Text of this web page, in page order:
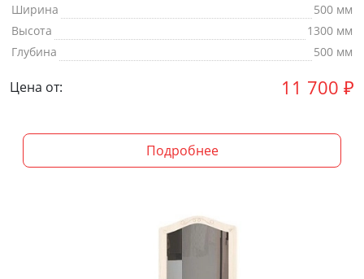
Ширина
500 мм
Высота
1300 мм
Глубина
500 мм
Цена от: 11 700 ₽
Подробнее